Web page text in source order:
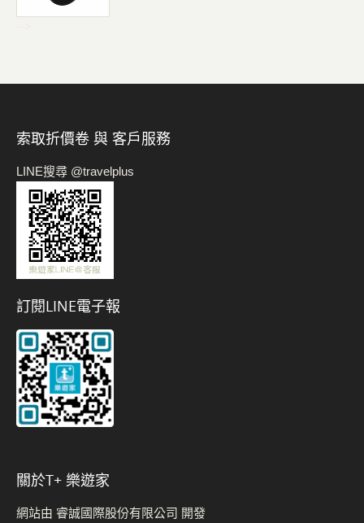
索取折價卷 與 客戶服務
LINE搜尋 @travelplus
訂閱LINE電子報
關於t+ 樂遊家
網站由 睿誠國際股份有限公司 開發